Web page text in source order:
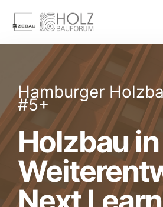
Hamburger
#5+
Holzbau